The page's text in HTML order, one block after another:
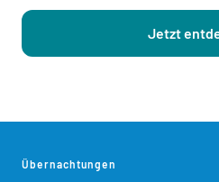
Jetzt
Übernachtungen